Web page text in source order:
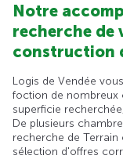
Notre
recherche de
construction
Logis de Vendée
foction de nombreux
superficie
De plusieurs
recherche de
sélection d'offres